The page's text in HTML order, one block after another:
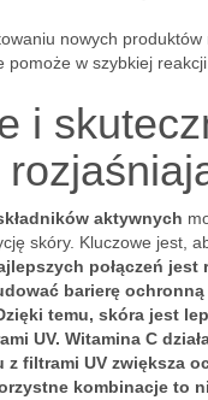
nowych
pomoże w szybkiej
i
aktywnych
skóry. Kluczowe jest,
połączeń jest
barierę
temu, skóra jest
UV. Witamina C
z filtrami UV zwiększa
kombinacje to